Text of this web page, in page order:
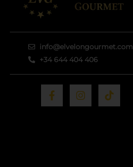
info@elvelongourmet.com
+34 644 404 406
F
a
c
I
n
s
T
i
k